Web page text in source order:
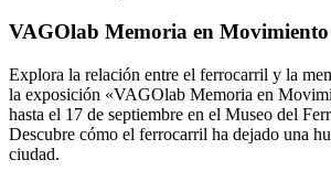
VAGOlab Memoria en Movimiento
Explora la relación entre el ferrocarril y la
la exposición «VAGOlab Memoria en
hasta el 17 de septiembre en el Museo del
Descubre cómo el ferrocarril ha dejado una
ciudad.